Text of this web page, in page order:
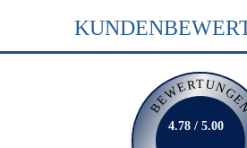
4.78 / 5.00